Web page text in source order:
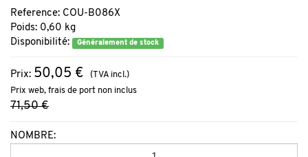
Reference: COU-B086X
Poids: 0,60 kg
Disponibilité:
Généralement de stock
Prix: 50,05 €
(TVA incl.)
Prix web, frais de port non inclus
71,50 €
NOMBRE: